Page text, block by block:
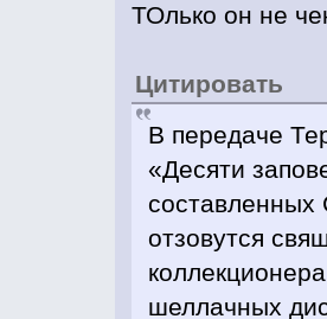
ТОлько он не
Цитировать
В передаче
«Десяти
отзовутся
шеллачных